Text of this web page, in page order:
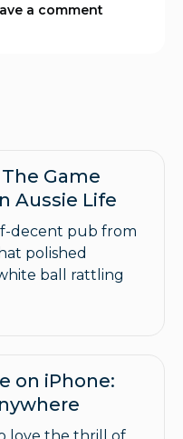
a comment
Game
Aussie Life
decent pub from
polished
ball rattling
on iPhone: